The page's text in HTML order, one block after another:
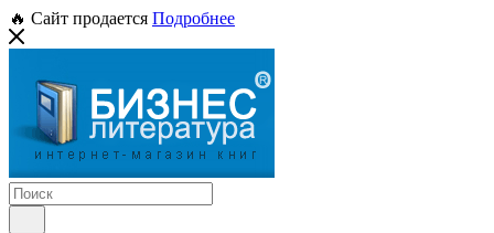
🔥 Сайт продается Подробнее